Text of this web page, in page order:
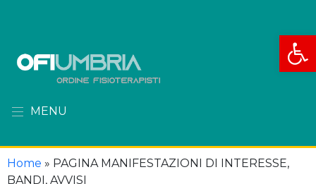
Apri
MENU
Home » PAGINA MANIFESTAZIONI DI INTERESSE,
BANDI, AVVISI